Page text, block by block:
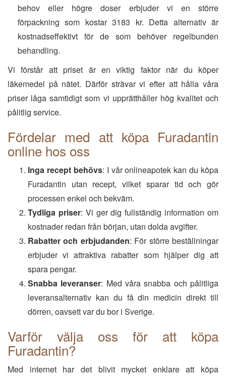
behov eller högre doser erbjuder vi en större
förpackning som kostar 3183 kr. Detta alternativ är
kostnadseffektivt för de som behöver regelbunden
behandling.
Vi förstår att priset är en viktig faktor när du köper
läkemedel på nätet. Därför strävar vi efter att hålla våra
priser låga samtidigt som vi upprätthåller hög kvalitet och
pålitlig service.
Fördelar med att köpa Furadantin
online hos oss
Inga recept behövs: I vår onlineapotek kan du köpa
Furadantin utan recept, vilket sparar tid och gör
processen enkel och bekväm.
Tydliga priser: Vi ger dig fullständig information om
kostnader redan från början, utan dolda avgifter.
Rabatter och erbjudanden: För större beställningar
erbjuder vi attraktiva rabatter som hjälper dig att
spara pengar.
Snabba leveranser: Med våra snabba och pålitliga
leveransalternativ kan du få din medicin direkt till
dörren, oavsett var du bor i Sverige.
Varför välja oss för att köpa
Furadantin?
Med internet har det blivit mycket enklare att köpa